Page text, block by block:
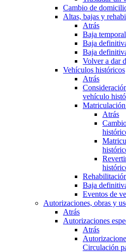
Cambio de
Altas, bajas y
Atrás
Baja temporal
Baja
Baja
Volver a dar
Vehículos históricos
Atrás
vehículo
Atrás
Baja
Eventos de
Autorizaciones, obras y
Atrás
Autorizaciones
Atrás
Circulación